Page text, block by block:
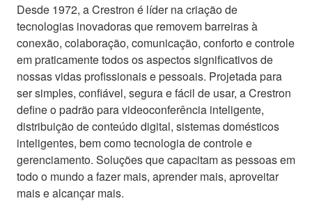
Desde 1972, a Crestron é líder na criação de
tecnologias inovadoras que removem barreiras à
conexão, colaboração, comunicação, conforto e controle
em praticamente todos os aspectos significativos de
nossas vidas profissionais e pessoais. Projetada para
ser simples, confiável, segura e fácil de usar, a Crestron
define o padrão para videoconferência inteligente,
distribuição de conteúdo digital, sistemas domésticos
inteligentes, bem como tecnologia de controle e
gerenciamento. Soluções que capacitam as pessoas em
todo o mundo a fazer mais, aprender mais, aproveitar
mais e alcançar mais.